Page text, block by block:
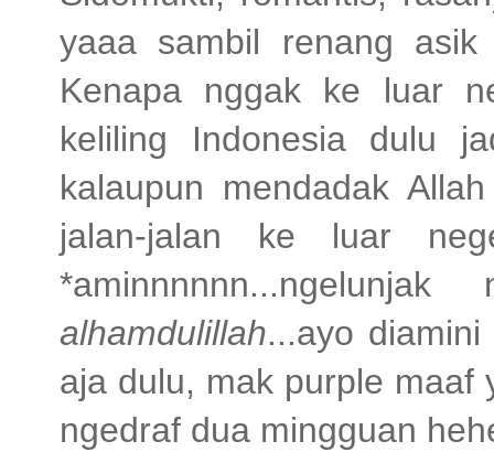
yaaa sambil renang
Kenapa nggak ke luar
keliling Indonesia dulu
kalaupun mendadak
jalan-jalan ke luar
alhamdulillah...ayo
aja dulu, mak purple maaf
ngedraf dua mingguan